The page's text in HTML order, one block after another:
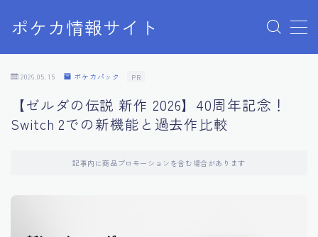
ポケカ情報サイト
MENU
Home
プライバシーポリシー
利用規約
2026.05.15 ポケカパック PR
【ゼルダの伝説 新作 2026】40周年記念！
Switch 2での新機能と過去作比較
記事内に商品プロモーションを含む場合があります